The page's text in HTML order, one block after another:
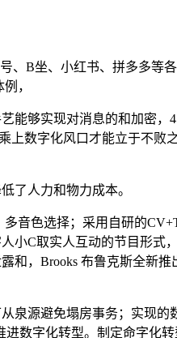
B坐、小红书、拼多多等
，
够实现对消息的和加密，
数字化风口才能立于不败
了人力和物力成本。
色选择；采用自研的
小C取实人互动的节目形式
，Brooks 布鲁克斯全新
源避免塌房事务；实现的
数字化转型。制定命字化